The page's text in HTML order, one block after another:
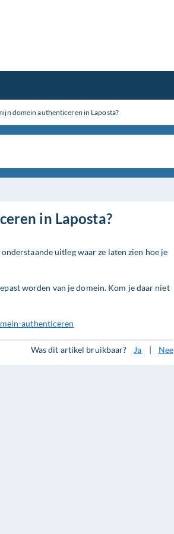
domein authenticeren in Laposta?
in Laposta?
uitleg waar ze laten zien hoe je
worden van je domein. Kom je daar niet
authenticeren
Was dit artikel bruikbaar? Ja | Nee